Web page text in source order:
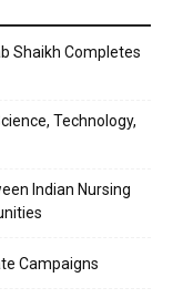
Shaikh Completes
Technology,
Indian Nursing
Campaigns